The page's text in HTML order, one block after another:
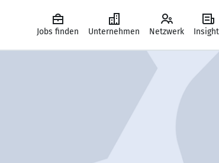
Jobs finden Unternehmen Netzwerk